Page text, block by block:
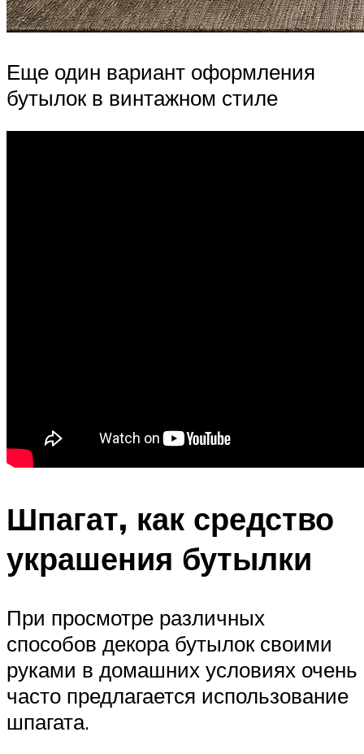
Еще один вариант оформления
бутылок в винтажном стиле
Шпагат, как средство
украшения бутылки
При просмотре различных
способов декора бутылок своими
руками в домашних условиях очень
часто предлагается использование
шпагата.